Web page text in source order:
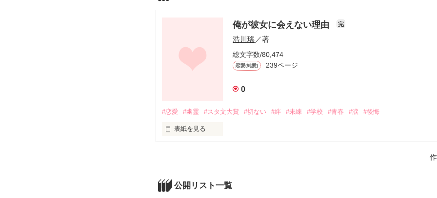
俺が彼女に会えない理由 完
浩川瑤／著
総文字数/80,474
恋愛(純愛) 239ページ
0
#恋愛 #幽霊 #スタ文大賞 #切ない #絆 #未練 #学校 #青春 #涙 #後悔
表紙を見る
たとえ、どれだけの年月が経とうとも、
公開リスト一覧